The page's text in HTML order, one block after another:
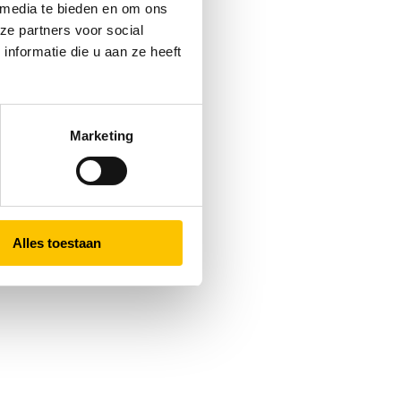
te bieden en om ons
partners voor social
die u aan ze heeft
Marketing
Alles toestaan